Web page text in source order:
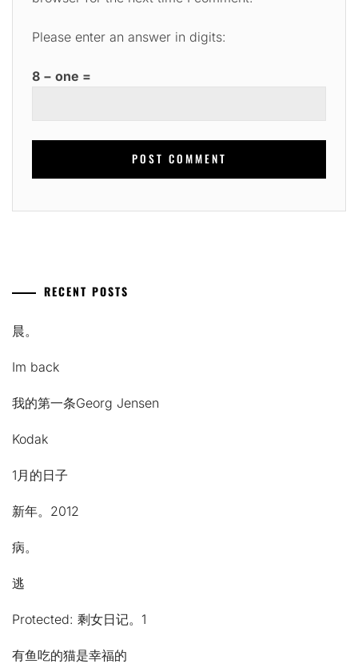
Please enter an answer in digits:
8 − one =
RECENT POSTS
晨。
Im back
我的第一条Georg Jensen
Kodak
1月的日子
新年。2012
病。
逃
Protected: 剩女日记。1
有鱼吃的猫是幸福的